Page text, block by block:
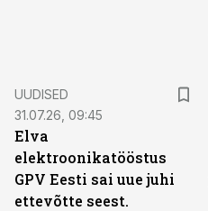
UUDISED
31.07.26, 09:45
Elva
elektroonikatööstus
GPV Eesti sai uue juhi
ettevõtte seest.